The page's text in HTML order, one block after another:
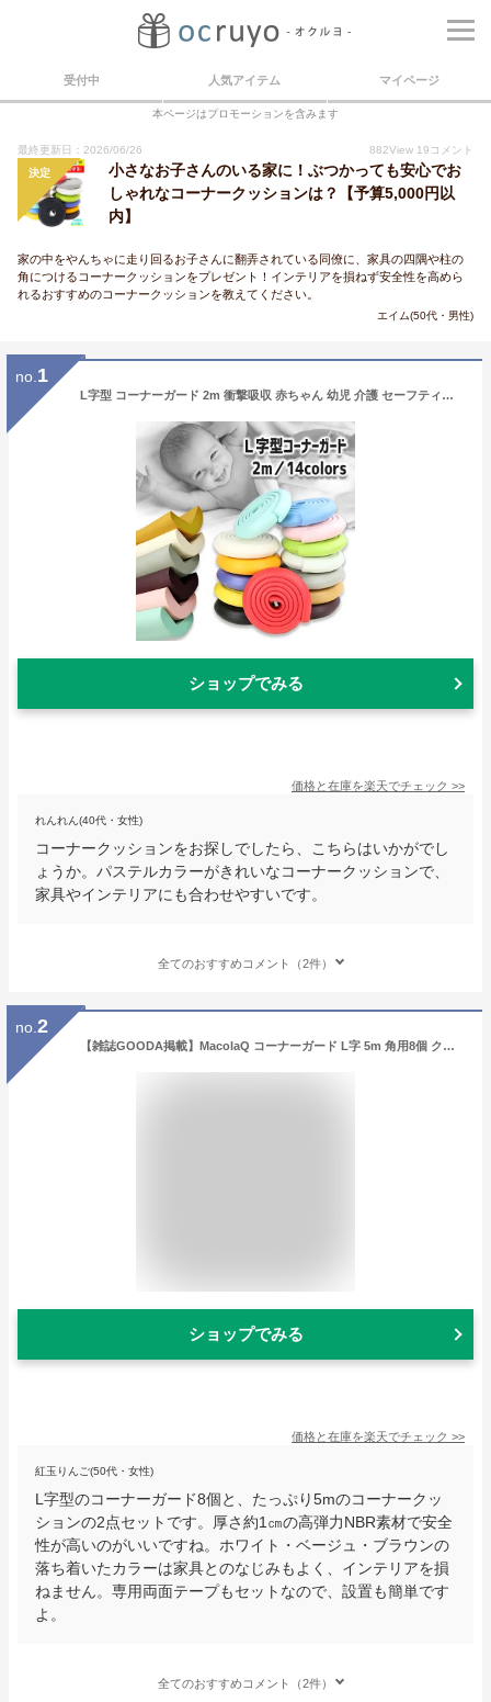
受付中 人気アイテム マイページ
本ページはプロモーションを含みます
最終更新日：2026/06/26 882View 19 コメント
決定
小さなお子さんのいる家に！ぶつかっても安心でお
しゃれなコーナークッションは？【予算5,000円以
内】
家の中をやんちゃに走り回るお子さんに翻弄されている同僚に、家具の四隅や柱の
角につけるコーナークッションをプレゼント！インテリアを損ねず安全性を高めら
れるおすすめのコーナークッションを教えてください。
エイム(50代・男性)
no. 1
L字型 コーナーガード 2m 衝撃吸収 赤ちゃん 幼児 介護 セーフティーグッズ 安全 コーナークッション けが防止 全14色 ポイント消化
ショップでみる
価格と在庫を楽天でチェック >>
れんれん(40代・女性)
コーナークッションをお探しでしたら、こちらはいかがでし
ょうか。パステルカラーがきれいなコーナークッションで、
家具やインテリアにも合わせやすいです。
全てのおすすめコメント（2件）
no. 2
【雑誌GOODA掲載】MacolaQ コーナーガード L字 5m 角用8個 クッション テーブル 両面テープ セット ベビーガード ケガ防止 衝撃吸収 コーナークッション キッズ ベビー 赤ちゃん 乳児 幼児 転倒 角防止 保護 家具 送料無料
ショップでみる
価格と在庫を楽天でチェック >>
紅玉りんご(50代・女性)
L字型のコーナーガード8個と、たっぷり5mのコーナークッ
ションの2点セットです。厚さ約1㎝の高弾力NBR素材で安全
性が高いのがいいですね。ホワイト・ベージュ・ブラウンの
落ち着いたカラーは家具とのなじみもよく、インテリアを損
ねません。専用両面テープもセットなので、設置も簡単です
よ。
全てのおすすめコメント（2件）